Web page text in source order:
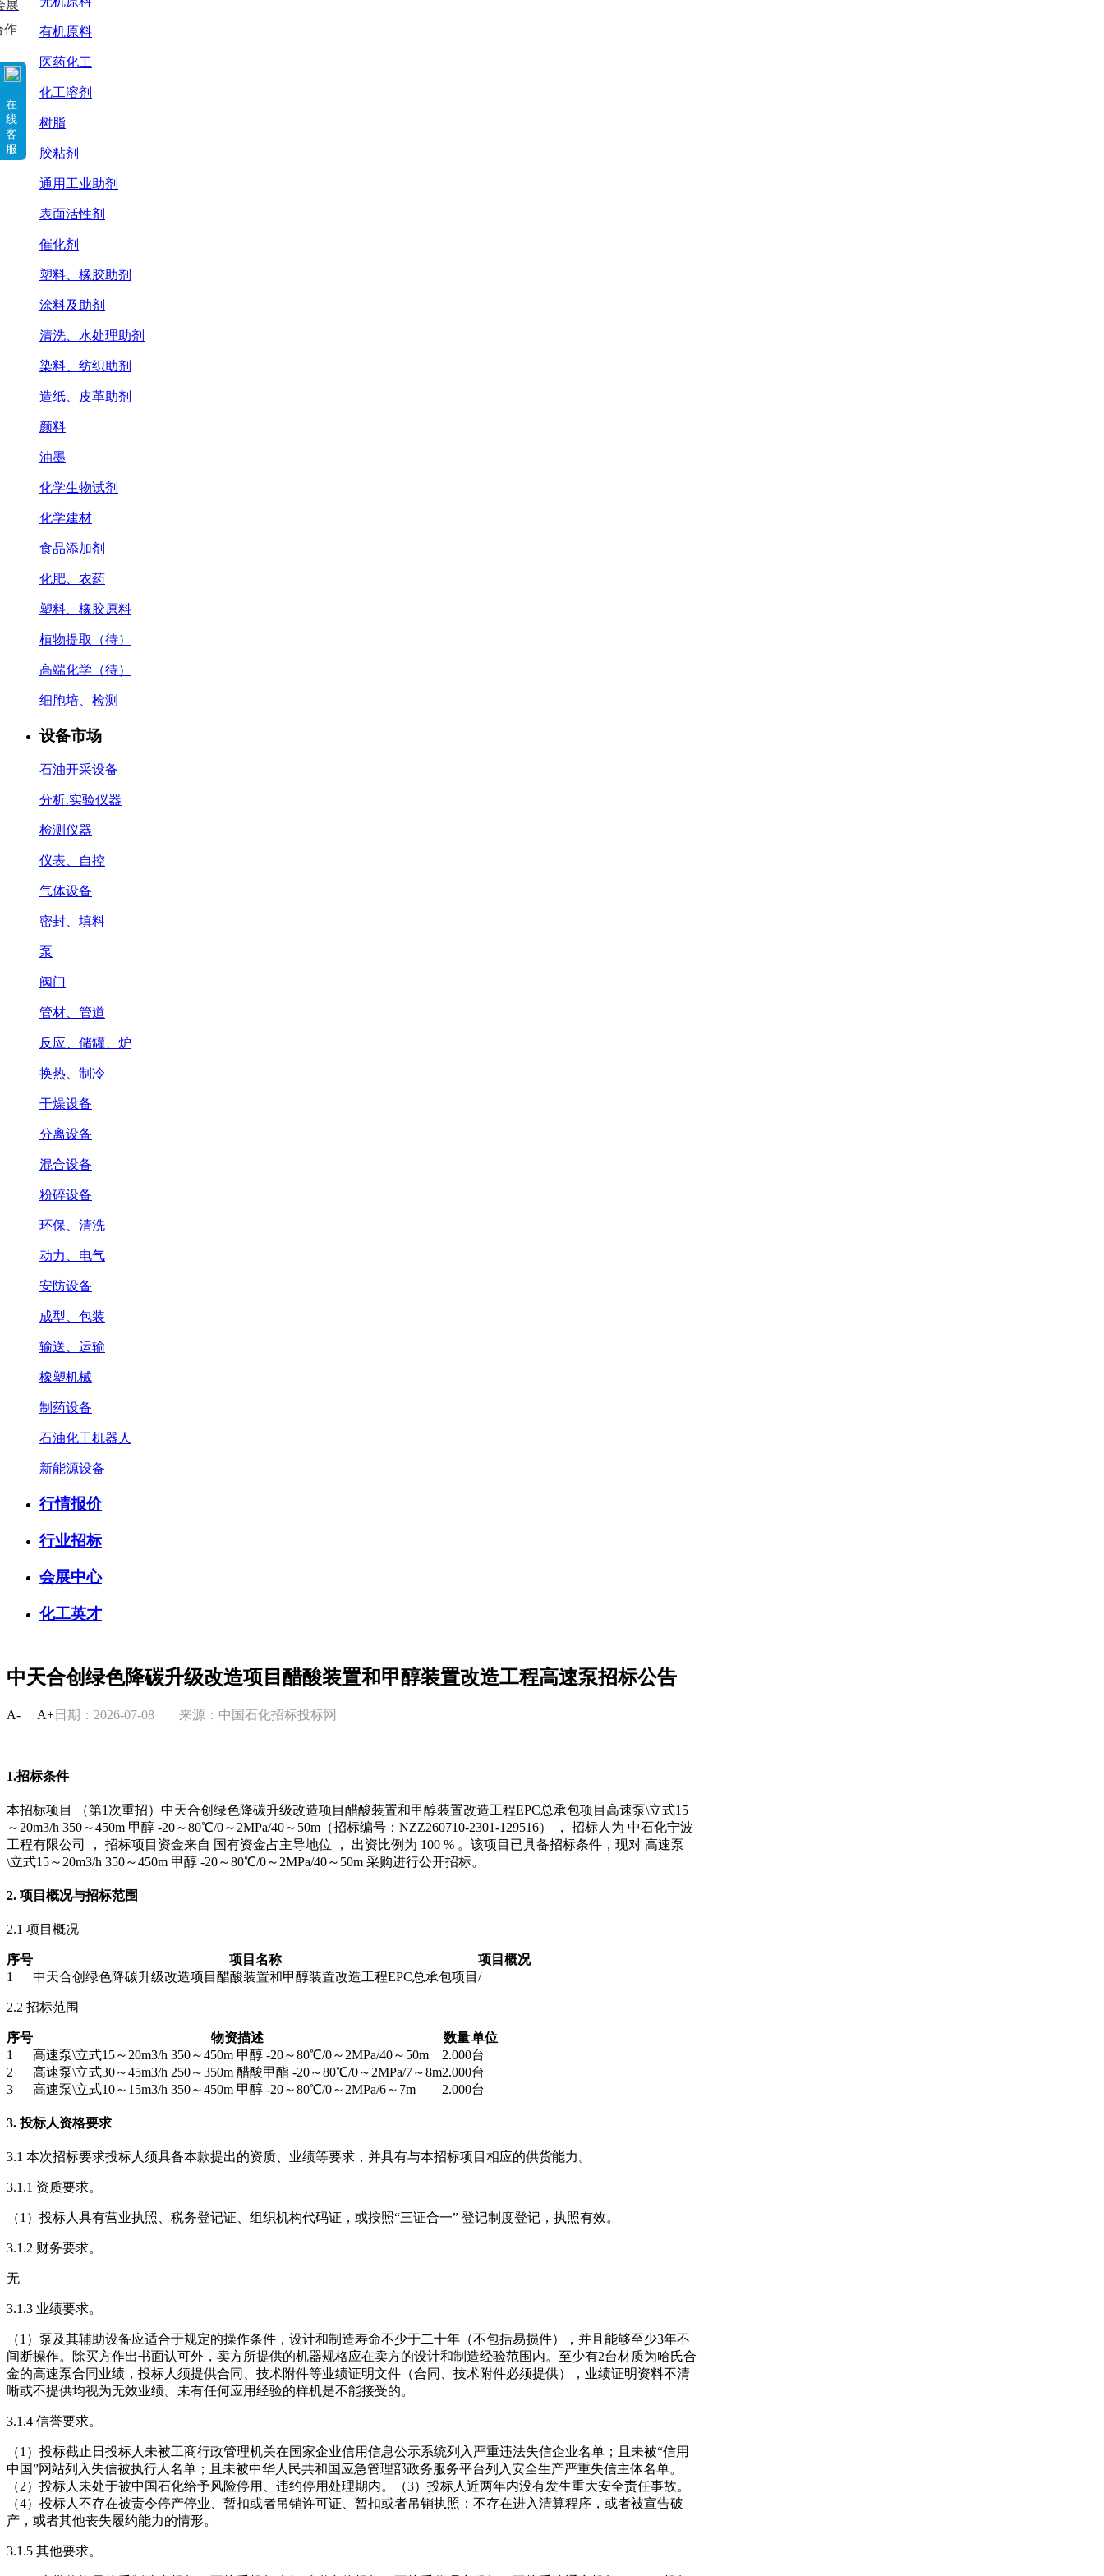
有机原料
医药化工
化工溶剂
树脂
胶粘剂
通用工业助剂
表面活性剂
催化剂
塑料、橡胶助剂
涂料及助剂
清洗、水处理助剂
染料、纺织助剂
造纸、皮革助剂
颜料
油墨
化学生物试剂
化学建材
食品添加剂
化肥、农药
塑料、橡胶原料
植物提取（待）
高端化学（待）
细胞培、检测
设备市场
石油开采设备
分析.实验仪器
检测仪器
仪表、自控
气体设备
密封、填料
泵
阀门
管材、管道
反应、储罐、炉
换热、制冷
干燥设备
分离设备
混合设备
粉碎设备
环保、清洗
动力、电气
安防设备
成型、包装
输送、运输
橡塑机械
制药设备
石油化工机器人
新能源设备
行情报价
行业招标
会展中心
化工英才
展
作
在
线
客
服
中天合创绿色降碳升级改造项目醋酸装置和甲醇装置改造工程高速泵招标公告
A- A+日期：2026-07-08 来源：中国石化招标投标网
1.招标条件
本招标项目 （第1次重招）中天合创绿色降碳升级改造项目醋酸装置和甲醇装置改造工程EPC总承包项目高速泵\立式15
～20m3/h 350～450m 甲醇 -20～80℃/0～2MPa/40～50m（招标编号：NZZ260710-2301-129516） ， 招标人为 中石化宁波
工程有限公司 ， 招标项目资金来自 国有资金占主导地位 ， 出资比例为 100 % 。该项目已具备招标条件，现对 高速泵
\立式15～20m3/h 350～450m 甲醇 -20～80℃/0～2MPa/40～50m 采购进行公开招标。
2. 项目概况与招标范围
2.1 项目概况
序号 项目名称
项目概况
1
中天合创绿色降碳升级改造项目醋酸装置和甲醇装置改造工程EPC总承包项目 /
2.2 招标范围
序号 物资描述 数量单位
1
高速泵\立式15～20m3/h 350～450m 甲醇 -20～80℃/0～2MPa/40～50m 2.000台
2
高速泵\立式30～45m3/h 250～350m 醋酸甲酯 -20～80℃/0～2MPa/7～8m2.000台
3
高速泵\立式10～15m3/h 350～450m 甲醇 -20～80℃/0～2MPa/6～7m 2.000台
3. 投标人资格要求
3.1 本次招标要求投标人须具备本款提出的资质、业绩等要求，并具有与本招标项目相应的供货能力。
3.1.1 资质要求。
（1）投标人具有营业执照、税务登记证、组织机构代码证，或按照“三证合一” 登记制度登记，执照有效。
3.1.2 财务要求。
无
3.1.3 业绩要求。
（1）泵及其辅助设备应适合于规定的操作条件，设计和制造寿命不少于二十年（不包括易损件），并且能够至少3年不
间断操作。除买方作出书面认可外，卖方所提供的机器规格应在卖方的设计和制造经验范围内。至少有2台材质为哈氏合
金的高速泵合同业绩，投标人须提供合同、技术附件等业绩证明文件（合同、技术附件必须提供），业绩证明资料不清
晰或不提供均视为无效业绩。未有任何应用经验的样机是不能接受的。
3.1.4 信誉要求。
（1）投标截止日投标人未被工商行政管理机关在国家企业信用信息公示系统列入严重违法失信企业名单；且未被“信用
中国”网站列入失信被执行人名单；且未被中华人民共和国应急管理部政务服务平台列入安全生产严重失信主体名单。
（2）投标人未处于被中国石化给予风险停用、违约停用处理期内。（3）投标人近两年内没有发生重大安全责任事故。
（4）投标人不存在被责令停产停业、暂扣或者吊销许可证、暂扣或者吊销执照；不存在进入清算程序，或者被宣告破
产，或者其他丧失履约能力的情形。
3.1.5 其他要求。